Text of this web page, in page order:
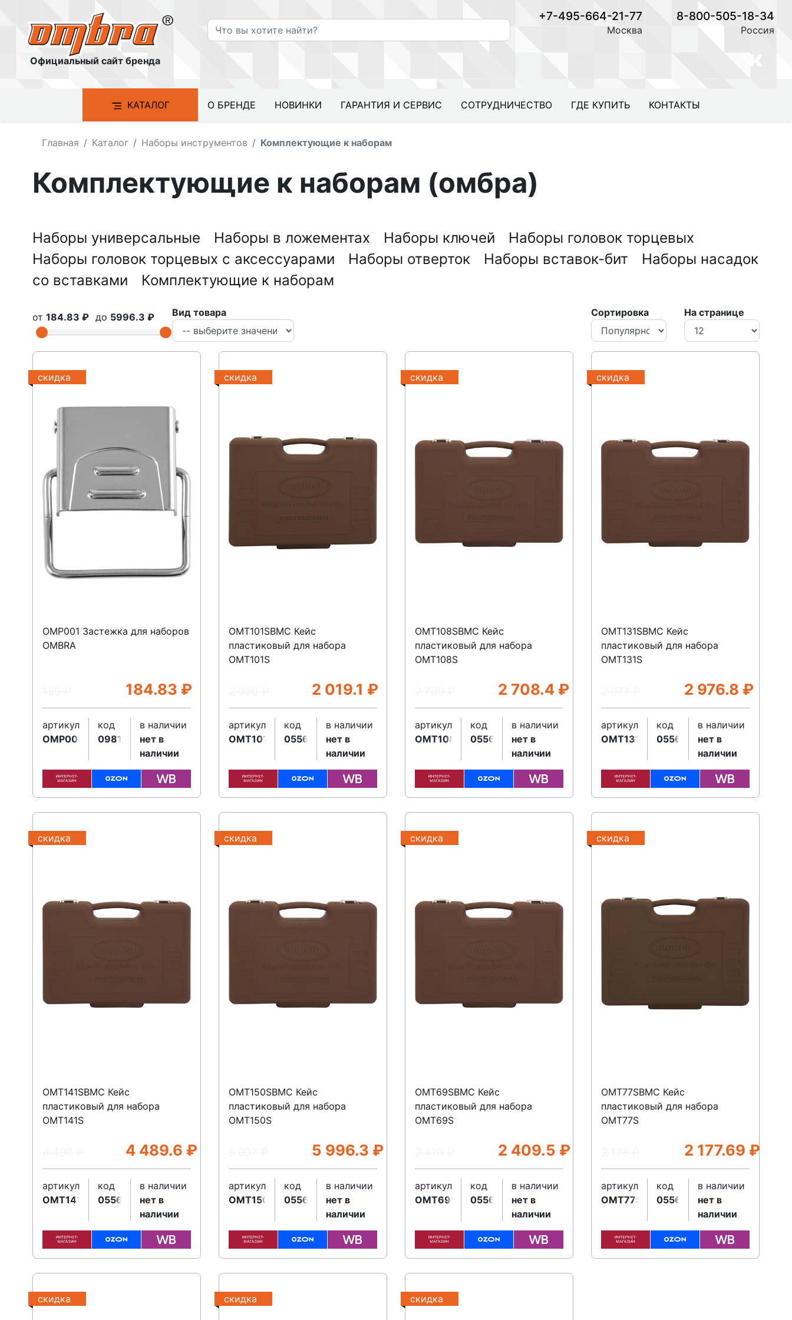
Официальный сайт бренда
+7-495-664-21-77
Москва
8-800-505-18-34
Россия
КАТАЛОГ О БРЕНДЕ НОВИНКИ ГАРАНТИЯ И СЕРВИС СОТРУДНИЧЕСТВО ГДЕ КУПИТЬ КОНТАКТЫ
Главная Каталог Наборы инструментов Комплектующие к наборам
Комплектующие к наборам (омбра)
Наборы универсальные Наборы в ложементах Наборы ключей
Наборы головок торцевых
Наборы головок торцевых с аксессуарами
Наборы отверток Наборы вставок-бит
Наборы насадок
со вставками
Комплектующие к наборам
от184.83 ₽ до 5996.3 ₽ Вид товара Сортировка На странице
скидка
OMP001 Застежка для наборов
OMBRA
184.83 ₽
артикул
OMP001
код
098161
в наличии
нет в
наличии
скидка
OMT101SBMC Кейс
пластиковый для набора
OMT101S
2 019.1 ₽
артикул
OMT101SBMC
код
055625
в наличии
нет в
наличии
скидка
OMT108SBMC Кейс
пластиковый для набора
OMT108S
2 708.4 ₽
артикул
OMT108SBMC
код
055626
в наличии
нет в
наличии
скидка
OMT131SBMC Кейс
пластиковый для набора
OMT131S
2 976.8 ₽
артикул
OMT131SBMC
код
055627
в наличии
нет в
наличии
скидка
OMT141SBMC Кейс
пластиковый для набора
OMT141S
4 489.6 ₽
артикул
OMT141SBMC
код
055628
в наличии
нет в
наличии
скидка
OMT150SBMC Кейс
пластиковый для набора
OMT150S
5 996.3 ₽
артикул
OMT150SBMC
код
055629
в наличии
нет в
наличии
скидка
OMT69SBMC Кейс
пластиковый для набора
OMT69S
2 409.5 ₽
артикул
OMT69SBMC
код
055632
в наличии
нет в
наличии
скидка
OMT77SBMC Кейс
пластиковый для набора
OMT77S
2 177.69 ₽
артикул
OMT77SBMC
код
055634
в наличии
нет в
наличии
скидка скидка скидка